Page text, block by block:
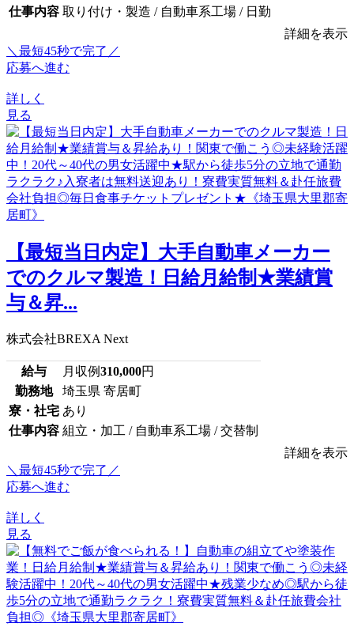
仕事内容 取り付け・製造 / 自動車系工場 / 日勤
詳細を表示
＼最短45秒で完了／
応募へ進む
詳しく
見る
【最短当日内定】大手自動車メーカー
でのクルマ製造！日給月給制★業績賞
与＆昇...
株式会社BREXA Next
給与 月収例310,000円
勤務地
埼玉県 寄居町
寮・社宅 あり
仕事内容 組立・加工 / 自動車系工場 / 交替制
詳細を表示
＼最短45秒で完了／
応募へ進む
詳しく
見る